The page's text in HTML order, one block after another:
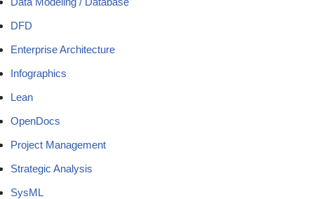
DFD
Enterprise Architecture
Infographics
Lean
OpenDocs
Project Management
Strategic Analysis
SysML